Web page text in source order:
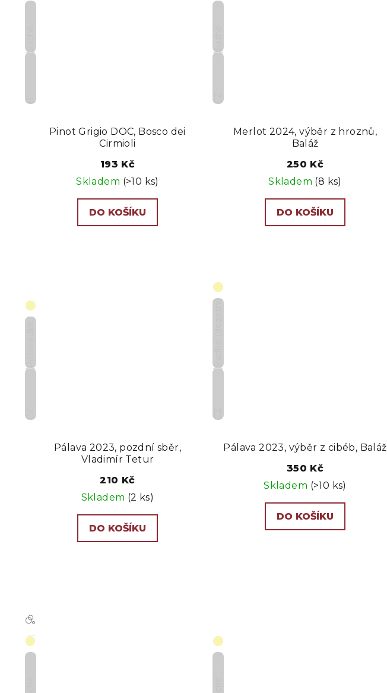
IT
Pinot Grigio DOC, Bosco dei
Cirmioli
193 Kč
Skladem (>10 ks)
DO KOŠÍKU
CZ
Merlot 2024, výběr z hroznů,
Baláž
250 Kč
Skladem (8 ks)
DO KOŠÍKU
CZ
Pálava 2023, pozdní sběr,
Vladimír Tetur
210 Kč
Skladem (2 ks)
DO KOŠÍKU
CZ
Pálava 2023, výběr z cibéb, Baláž
350 Kč
Skladem (>10 ks)
DO KOŠÍKU